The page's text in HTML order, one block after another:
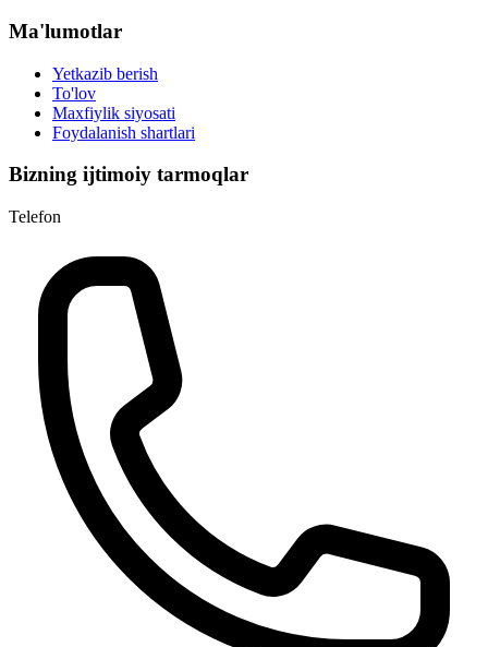
Ma'lumotlar
Yetkazib berish
To'lov
Maxfiylik siyosati
Foydalanish shartlari
Bizning ijtimoiy tarmoqlar
Telefon